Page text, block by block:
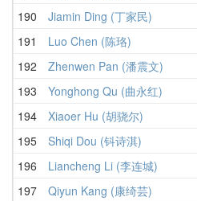
190
Jiamin Ding (丁家民)
191
Luo Chen (陈珞)
192
Zhenwen Pan (潘震文)
193
Yonghong Qu (曲永红)
194
Xiaoer Hu (胡骁尔)
195
Shiqi Dou (钭诗淇)
196
Liancheng Li (李连城)
197
Qiyun Kang (康绮芸)